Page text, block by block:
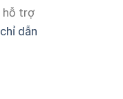
hỗ trợ
dẫn